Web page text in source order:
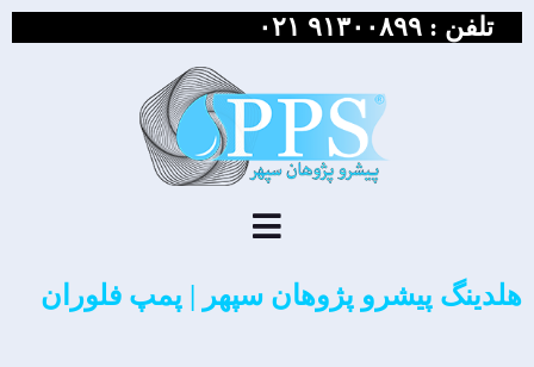
تلفن : ۹۱۳۰۰۸۹۹ ۰۲۱
هلدینگ پیشرو پژوهان سپهر | پمپ فلوران